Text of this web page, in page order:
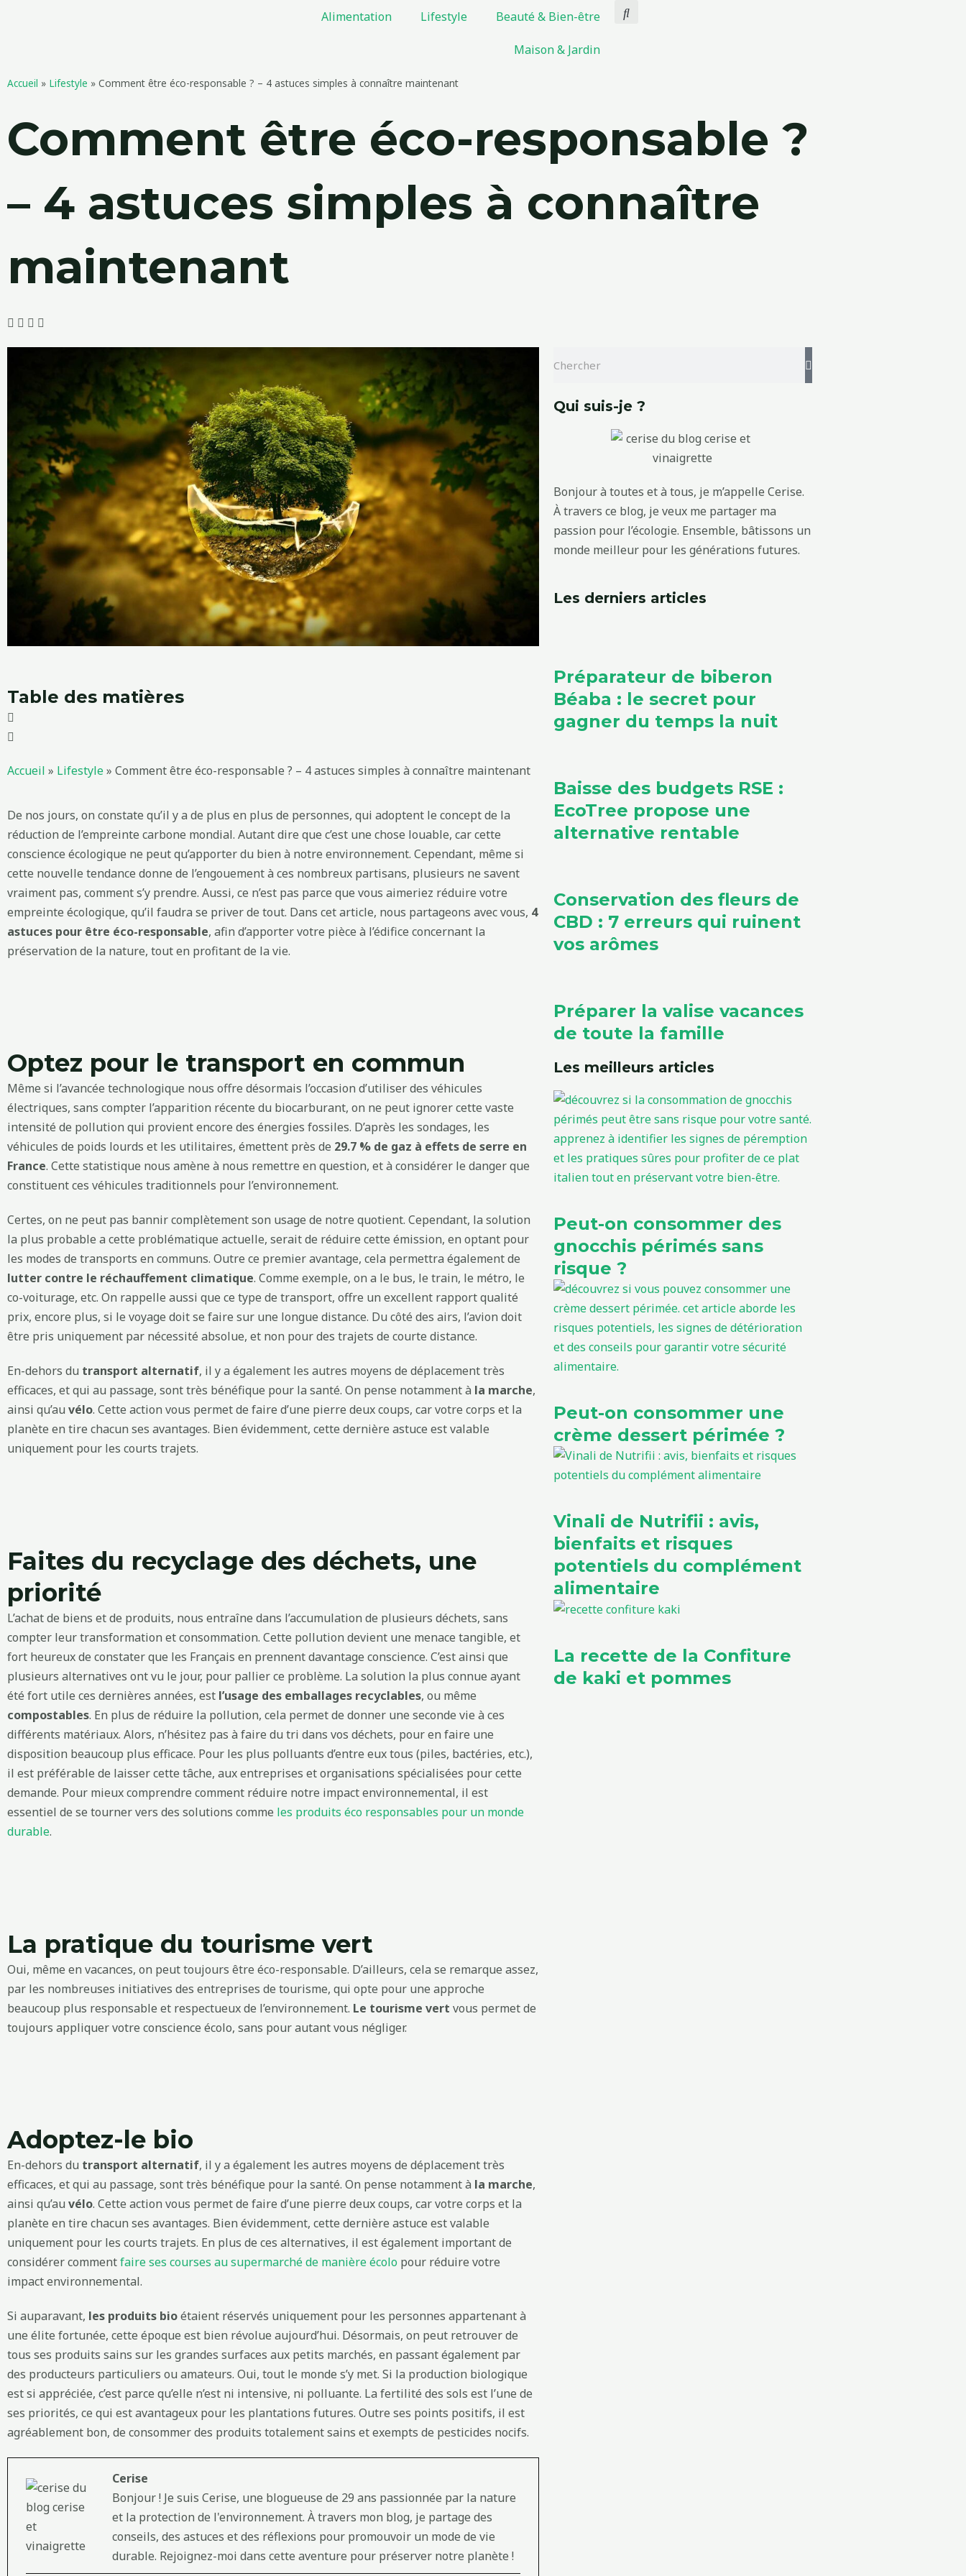
Alimentation Lifestyle Beauté & Bien-être
Maison & Jardin
Accueil » Lifestyle » Comment être éco-responsable ? – 4 astuces simples à connaître maintenant
Comment être éco-responsable ?
– 4 astuces simples à connaître
maintenant
Table des matières
Accueil » Lifestyle» Comment être éco-responsable ? – 4 astuces simples à connaître maintenant
De nos jours, on constate qu’il y a de plus en plus de personnes, qui adoptent le concept de la
réduction de l’empreinte carbone mondial. Autant dire que c’est une chose louable, car cette
conscience écologique ne peut qu’apporter du bien à notre environnement. Cependant, même si
cette nouvelle tendance donne de l’engouement à ces nombreux partisans, plusieurs ne savent
vraiment pas, comment s’y prendre. Aussi, ce n’est pas parce que vous aimeriez réduire votre
empreinte écologique, qu’il faudra se priver de tout. Dans cet article, nous partageons avec vous, 4
astuces pour être éco-responsable, afin d’apporter votre pièce à l’édifice concernant la
préservation de la nature, tout en profitant de la vie.
Optez pour le transport en commun
Même si l’avancée technologique nous offre désormais l’occasion d’utiliser des véhicules
électriques, sans compter l’apparition récente du biocarburant, on ne peut ignorer cette vaste
intensité de pollution qui provient encore des énergies fossiles. D’après les sondages, les
véhicules de poids lourds et les utilitaires, émettent près de 29.7 % de gaz à effets de serre en
France. Cette statistique nous amène à nous remettre en question, et à considérer le danger que
constituent ces véhicules traditionnels pour l’environnement.
Certes, on ne peut pas bannir complètement son usage de notre quotient. Cependant, la solution
la plus probable a cette problématique actuelle, serait de réduire cette émission, en optant pour
les modes de transports en communs. Outre ce premier avantage, cela permettra également de
lutter contre le réchauffement climatique. Comme exemple, on a le bus, le train, le métro, le
co-voiturage, etc. On rappelle aussi que ce type de transport, offre un excellent rapport qualité
prix, encore plus, si le voyage doit se faire sur une longue distance. Du côté des airs, l’avion doit
être pris uniquement par nécessité absolue, et non pour des trajets de courte distance.
En-dehors du transport alternatif, il y a également les autres moyens de déplacement très
efficaces, et qui au passage, sont très bénéfique pour la santé. On pense notamment à la marche,
ainsi qu’au vélo. Cette action vous permet de faire d’une pierre deux coups, car votre corps et la
planète en tire chacun ses avantages. Bien évidemment, cette dernière astuce est valable
uniquement pour les courts trajets.
Faites du recyclage des déchets, une
priorité
L’achat de biens et de produits, nous entraîne dans l’accumulation de plusieurs déchets, sans
compter leur transformation et consommation. Cette pollution devient une menace tangible, et
fort heureux de constater que les Français en prennent davantage conscience. C’est ainsi que
plusieurs alternatives ont vu le jour, pour pallier ce problème. La solution la plus connue ayant
été fort utile ces dernières années, est l’usage des emballages recyclables, ou même
compostables. En plus de réduire la pollution, cela permet de donner une seconde vie à ces
différents matériaux. Alors, n’hésitez pas à faire du tri dans vos déchets, pour en faire une
disposition beaucoup plus efficace. Pour les plus polluants d’entre eux tous (piles, bactéries, etc.),
il est préférable de laisser cette tâche, aux entreprises et organisations spécialisées pour cette
demande. Pour mieux comprendre comment réduire notre impact environnemental, il est
essentiel de se tourner vers des solutions comme les produits éco responsables pour un monde
durable.
La pratique du tourisme vert
Oui, même en vacances, on peut toujours être éco-responsable. D’ailleurs, cela se remarque assez,
par les nombreuses initiatives des entreprises de tourisme, qui opte pour une approche
beaucoup plus responsable et respectueux de l’environnement. Le tourisme vert vous permet de
toujours appliquer votre conscience écolo, sans pour autant vous négliger.
Adoptez-le bio
En-dehors du transport alternatif, il y a également les autres moyens de déplacement très
efficaces, et qui au passage, sont très bénéfique pour la santé. On pense notamment à la marche,
ainsi qu’au vélo. Cette action vous permet de faire d’une pierre deux coups, car votre corps et la
planète en tire chacun ses avantages. Bien évidemment, cette dernière astuce est valable
uniquement pour les courts trajets. En plus de ces alternatives, il est également important de
considérer commentfaire ses courses au supermarché de manière écolo pour réduire votre
impact environnemental.
Si auparavant, les produits bioétaient réservés uniquement pour les personnes appartenant à
une élite fortunée, cette époque est bien révolue aujourd’hui. Désormais, on peut retrouver de
tous ses produits sains sur les grandes surfaces aux petits marchés, en passant également par
des producteurs particuliers ou amateurs. Oui, tout le monde s’y met. Si la production biologique
est si appréciée, c’est parce qu’elle n’est ni intensive, ni polluante. La fertilité des sols est l’une de
ses priorités, ce qui est avantageux pour les plantations futures. Outre ses points positifs, il est
agréablement bon, de consommer des produits totalement sains et exempts de pesticides nocifs.
Cerise
Bonjour ! Je suis Cerise, une blogueuse de 29 ans passionnée par la nature
et la protection de l'environnement. À travers mon blog, je partage des
conseils, des astuces et des réflexions pour promouvoir un mode de vie
durable. Rejoignez-moi dans cette aventure pour préserver notre planète !
Qui suis-je ?
Bonjour à toutes et à tous, je m’appelle Cerise.
À travers ce blog, je veux me partager ma
passion pour l’écologie. Ensemble, bâtissons un
monde meilleur pour les générations futures.
Les derniers articles
Préparateur de biberon
Béaba : le secret pour
gagner du temps la nuit
Baisse des budgets RSE :
EcoTree propose une
alternative rentable
Conservation des fleurs de
CBD : 7 erreurs qui ruinent
vos arômes
Préparer la valise vacances
de toute la famille
Les meilleurs articles
Peut-on consommer des
gnocchis périmés sans
risque ?
Peut-on consommer une
crème dessert périmée ?
Vinali de Nutrifii : avis,
bienfaits et risques
potentiels du complément
alimentaire
La recette de la Confiture
de kaki et pommes